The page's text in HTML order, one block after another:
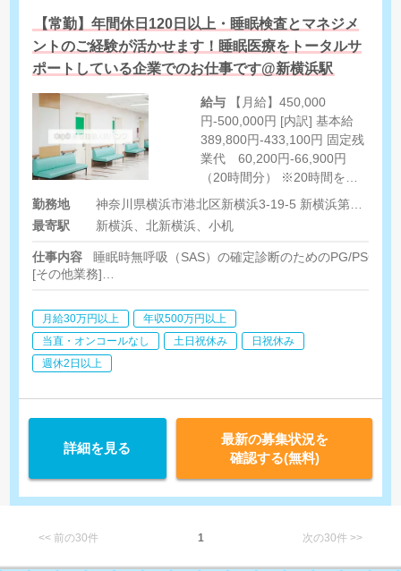
【常勤】年間休日120日以上・睡眠検査とマネジメ
ントのご経験が活かせます！睡眠医療をトータルサ
ポートしている企業でのお仕事です@新横浜駅
給与
円-500,000円 [内訳] 基本給
389,800円-433,100円 固定残
業代 60,200円-66,900円
（20時間分） ※20時間を超
える時間外労働分は別途支給
勤務地
最寄駅
新横浜、北新横浜、小机
仕事内容
睡眠時無呼吸（SAS）の確定診断のためのPG/PSG
[その他業務]
・チームメンバーマネジメント
・外部技師マネジメント（契約管理・委託料管理等含む）
・社員および外部技師のトレーニング
・医師および患者様からの問合せ対応
・クリニック訪問対応（営業同行）※2-3回/月
月給30万円以上
年収500万円以上
当直・オンコールなし
土日祝休み
日祝休み
週休2日以上
詳細を見る
最新の募集状況を
確認する(無料)
<< 前の30件 1 次の30件 >>